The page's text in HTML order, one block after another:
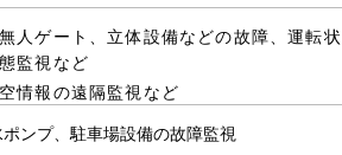
無人ゲート、立体設備などの故障、運転状
態監視など
空情報の遠隔監視など
ンプ、駐車場設備の故障監視